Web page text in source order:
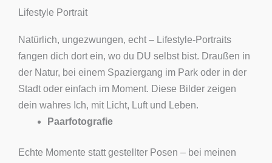
Lifestyle Portrait
Natürlich, ungezwungen, echt – Lifestyle-Portraits
fangen dich dort ein, wo du DU selbst bist. Draußen in
der Natur, bei einem Spaziergang im Park oder in der
Stadt oder einfach im Moment. Diese Bilder zeigen
dein wahres Ich, mit Licht, Luft und Leben.
Paarfotografie
Echte Momente statt gestellter Posen – bei meinen